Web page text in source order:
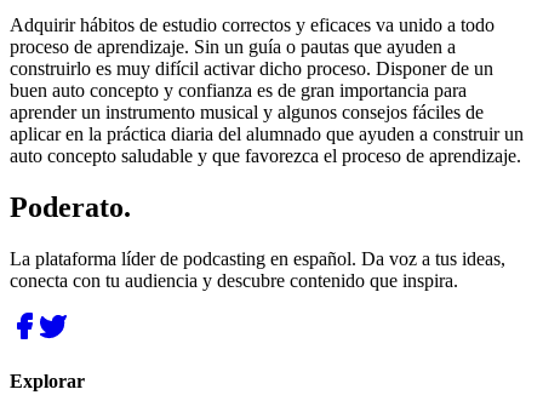
Adquirir hábitos de estudio correctos y eficaces va unido a todo
proceso de aprendizaje. Sin un guía o pautas que ayuden a
construirlo es muy difícil activar dicho proceso. Disponer de un
buen auto concepto y confianza es de gran importancia para
aprender un instrumento musical y algunos consejos fáciles de
aplicar en la práctica diaria del alumnado que ayuden a construir un
auto concepto saludable y que favorezca el proceso de aprendizaje.
Poderato.
La plataforma líder de podcasting en español. Da voz a tus ideas,
conecta con tu audiencia y descubre contenido que inspira.
Explorar